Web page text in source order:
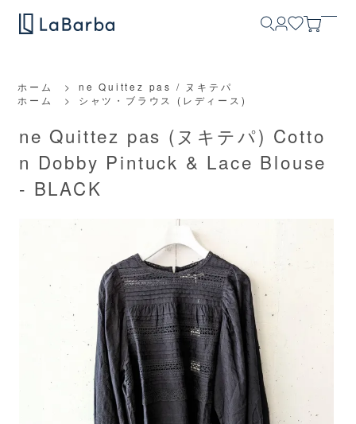
ホーム >
ne Quittez pas / ヌキテパ
ホーム
> シャツ・ブラウス (レディース)
ne Quittez pas (ヌキテパ) Cotto
n Dobby Pintuck & Lace Blouse
- BLACK